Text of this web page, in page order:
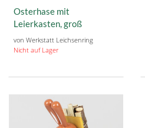
Osterhase mit
Leierkasten, groß
von Werkstatt Leichsenring
Nicht auf Lager